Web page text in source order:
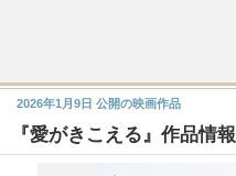
『愛がきこえる』作品情報
2026年1月9日 公開の映画作品